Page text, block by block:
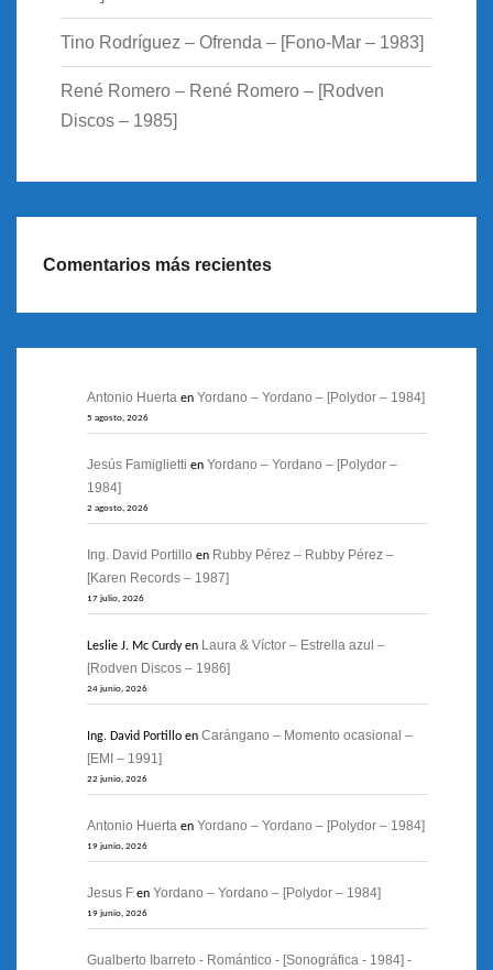
Tino Rodríguez – Ofrenda – [Fono-Mar – 1983]
René Romero – René Romero – [Rodven
Discos – 1985]
Comentarios más recientes
Antonio Huerta en Yordano – Yordano – [Polydor – 1984]
5 agosto, 2026
Jesús Famiglietti en Yordano – Yordano – [Polydor –
1984]
2 agosto, 2026
Ing. David Portillo en Rubby Pérez – Rubby Pérez –
[Karen Records – 1987]
17 julio, 2026
Leslie J. Mc Curdyen Laura & Víctor – Estrella azul –
[Rodven Discos – 1986]
24 junio, 2026
Ing. David Portillo en Carángano – Momento ocasional –
[EMI – 1991]
22 junio, 2026
Antonio Huerta en Yordano – Yordano – [Polydor – 1984]
19 junio, 2026
Jesus F en Yordano – Yordano – [Polydor – 1984]
19 junio, 2026
Gualberto Ibarreto - Romántico - [Sonográfica - 1984] -